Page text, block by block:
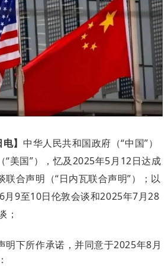
】 中华人民共和国政府（“中国”）
“美国”），忆及2025年5月12日达成
联合声明（“日内瓦联合声明”）；以
月9至10日伦敦会谈和2025年7月28
；
明下所作承诺，并同意于2025年8月